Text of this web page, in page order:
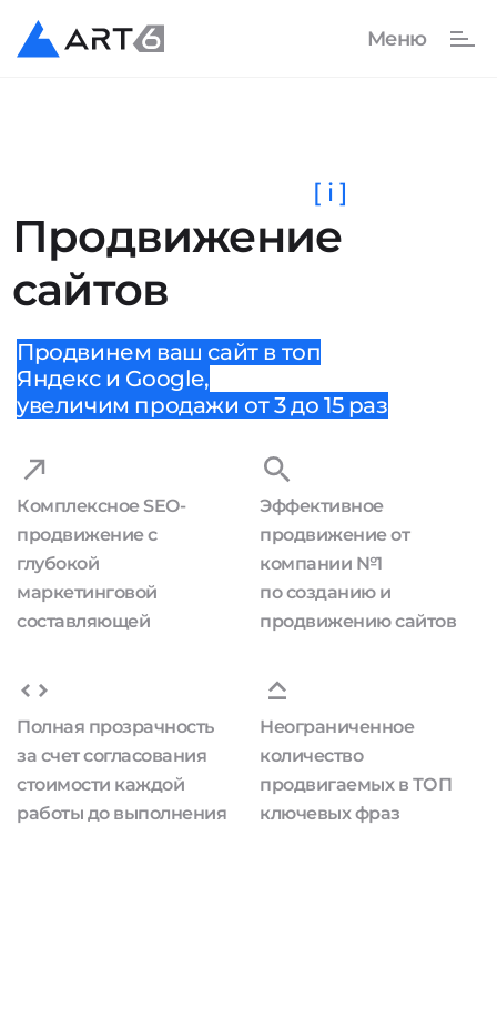
Продвижение
сайтов
[ i ]
Продвинем ваш сайт в топ
Яндекс и Google,
увеличим продажи от 3 до 15 раз
Комплексное SEO-
продвижение с
глубокой
маркетинговой
составляющей
Эффективное
продвижение от
компании №1
по созданию и
продвижению сайтов
Полная прозрачность
за счет согласования
стоимости каждой
работы до выполнения
Неограниченное
количество
продвигаемых в ТОП
ключевых фраз